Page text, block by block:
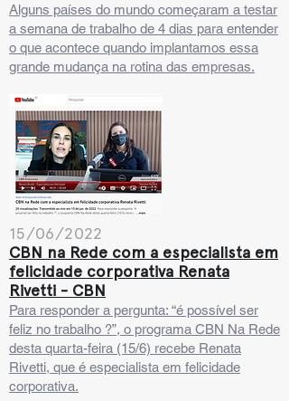
Alguns países do mundo começaram a testar
a semana de trabalho de 4 dias para entender
o que acontece quando implantamos essa
grande mudança na rotina das empresas.
15/06/2022
CBN na Rede com a especialista em
felicidade corporativa Renata
Rivetti - CBN
Para responder a pergunta: “é possível ser
feliz no trabalho ?”, o programa CBN Na Rede
desta quarta-feira (15/6) recebe Renata
Rivetti, que é especialista em felicidade
corporativa.